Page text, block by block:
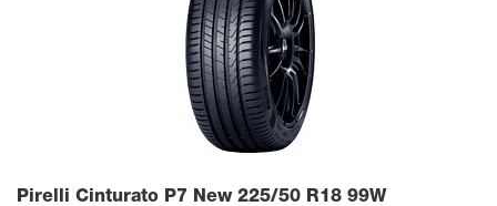
Pirelli Cinturato P7 New 225/50 R18 99W